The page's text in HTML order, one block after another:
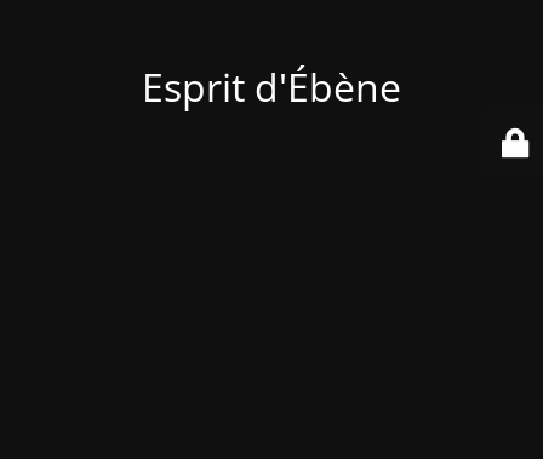
Esprit d'Ébène